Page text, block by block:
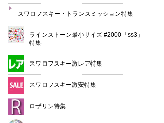
スワロフスキー・トランスミッション特集
ラインストーン最小サイズ #2000「ss3」
特集
スワロフスキー激レア特集
スワロフスキー激安特集
ロザリン特集